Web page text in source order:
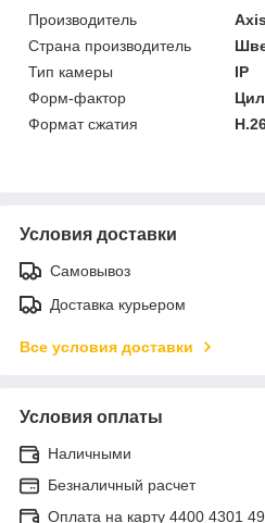
Производитель
Axis
Страна производитель
Тип камеры
IP
Форм-фактор
Формат сжатия
Условия доставки
Самовывоз
Доставка курьером
Все условия доставки
Условия оплаты
Наличными
Безналичный расчет
Оплата на карту 4400 4301